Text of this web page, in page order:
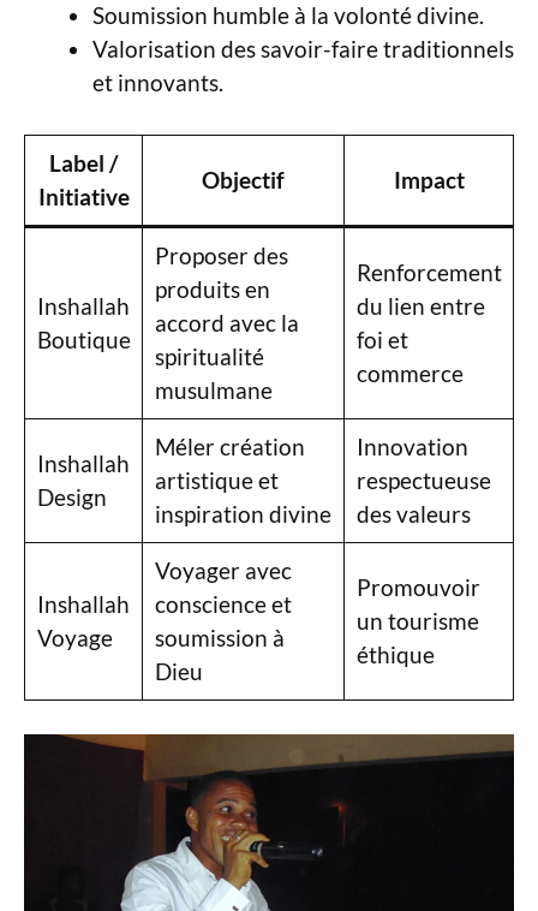
Soumission humble à la volonté divine.
Valorisation des savoir-faire traditionnels
et innovants.
Label /
Initiative
Objectif Impact
Inshallah
Boutique
Proposer des
produits en
accord avec la
spiritualité
musulmane
Renforcement
du lien entre
foi et
commerce
Inshallah
Design
Méler création
artistique et
inspiration divine
Innovation
respectueuse
des valeurs
Inshallah
Voyage
Voyager avec
conscience et
soumission à
Dieu
Promouvoir
un tourisme
éthique